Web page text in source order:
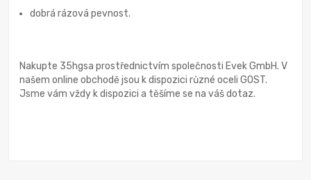
dobrá rázová pevnost.
Nakupte 35hgsa prostřednictvím společnosti Evek GmbH. V
našem online obchodě jsou k dispozici různé oceli GOST.
Jsme vám vždy k dispozici a těšíme se na váš dotaz.